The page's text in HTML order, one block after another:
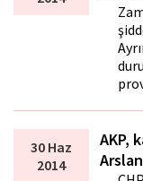
30 Haz
2014
AKP,